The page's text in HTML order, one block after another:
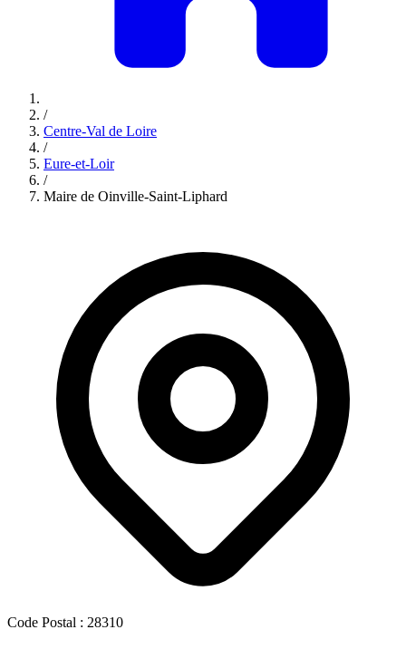
/
Centre-Val de Loire
/
Eure-et-Loir
/
Maire de Oinville-Saint-Liphard
Code Postal : 28310